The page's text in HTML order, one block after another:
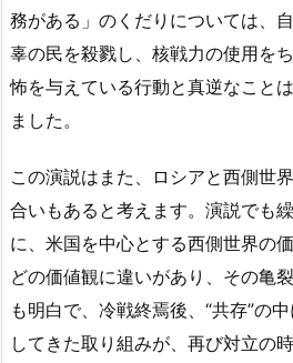
務がある」のくだりについては、
辜の民を殺戮し、核戦力の使用を
怖を与えている行動と真逆なこと
ました。
この演説はまた、ロシアと西側世
合いもあると考えます。演説でも
に、米国を中心とする西側世界の
どの価値観に違いがあり、その亀
も明白で、冷戦終焉後、“共存”の
してきた取り組みが、再び対立の